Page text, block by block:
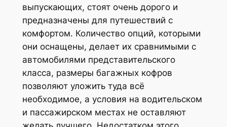
выпускающих, стоят очень дорого и
предназначены для путешествий с
комфортом. Количество опций, которыми
они оснащены, делает их сравнимыми с
автомобилями представительского
класса, размеры багажных кофров
позволяют уложить туда всё
необходимое, а условия на водительском
и пассажирском местах не оставляют